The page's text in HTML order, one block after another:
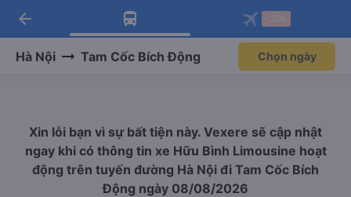
Tải app Vexere ngay!
Nhận ưu đãi thành viên độc
Mở app
Tải app Vexere
-30k/ghế khi đặt vé máy bay qua
Mở app
arrow_back
Hà Nội Tam Cốc Bích Động Chọn ngày
Xin lỗi bạn vì sự bất tiện này. Vexere sẽ cập nhật
ngay khi có thông tin xe Hữu Bình Limousine hoạt
động trên tuyến đường Hà Nội đi Tam Cốc Bích
Động ngày 08/08/2026